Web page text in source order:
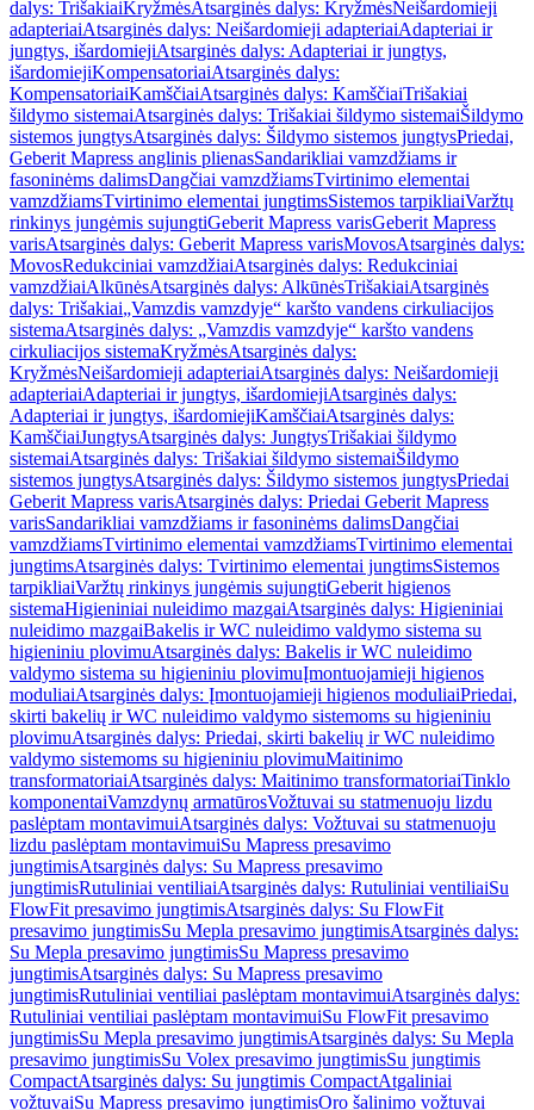
dalys: TrišakiaiKryžmėsAtsarginės dalys: KryžmėsNeišardomieji
adapteriaiAtsarginės dalys: Neišardomieji adapteriaiAdapteriai ir
jungtys, išardomiejiAtsarginės dalys: Adapteriai ir jungtys,
išardomiejiKompensatoriaiAtsarginės dalys:
KompensatoriaiKamščiaiAtsarginės dalys: KamščiaiTrišakiai
šildymo sistemaiAtsarginės dalys: Trišakiai šildymo sistemaiŠildymo
sistemos jungtysAtsarginės dalys: Šildymo sistemos jungtysPriedai,
Geberit Mapress anglinis plienasSandarikliai vamzdžiams ir
fasoninėms dalimsDangčiai vamzdžiamsTvirtinimo elementai
vamzdžiamsTvirtinimo elementai jungtimsSistemos tarpikliaiVaržtų
rinkinys jungėmis sujungtiGeberit Mapress varisGeberit Mapress
varisAtsarginės dalys: Geberit Mapress varisMovosAtsarginės dalys:
MovosRedukciniai vamzdžiaiAtsarginės dalys: Redukciniai
vamzdžiaiAlkūnėsAtsarginės dalys: AlkūnėsTrišakiaiAtsarginės
dalys: Trišakiai„Vamzdis vamzdyje“ karšto vandens cirkuliacijos
sistemaAtsarginės dalys: „Vamzdis vamzdyje“ karšto vandens
cirkuliacijos sistemaKryžmėsAtsarginės dalys:
KryžmėsNeišardomieji adapteriaiAtsarginės dalys: Neišardomieji
adapteriaiAdapteriai ir jungtys, išardomiejiAtsarginės dalys:
Adapteriai ir jungtys, išardomiejiKamščiaiAtsarginės dalys:
KamščiaiJungtysAtsarginės dalys: JungtysTrišakiai šildymo
sistemaiAtsarginės dalys: Trišakiai šildymo sistemaiŠildymo
sistemos jungtysAtsarginės dalys: Šildymo sistemos jungtysPriedai
Geberit Mapress varisAtsarginės dalys: Priedai Geberit Mapress
varisSandarikliai vamzdžiams ir fasoninėms dalimsDangčiai
vamzdžiamsTvirtinimo elementai vamzdžiamsTvirtinimo elementai
jungtimsAtsarginės dalys: Tvirtinimo elementai jungtimsSistemos
tarpikliaiVaržtų rinkinys jungėmis sujungtiGeberit higienos
sistemaHigieniniai nuleidimo mazgaiAtsarginės dalys: Higieniniai
nuleidimo mazgaiBakelis ir WC nuleidimo valdymo sistema su
higieniniu plovimuAtsarginės dalys: Bakelis ir WC nuleidimo
valdymo sistema su higieniniu plovimuĮmontuojamieji higienos
moduliaiAtsarginės dalys: Įmontuojamieji higienos moduliaiPriedai,
skirti bakelių ir WC nuleidimo valdymo sistemoms su higieniniu
plovimuAtsarginės dalys: Priedai, skirti bakelių ir WC nuleidimo
valdymo sistemoms su higieniniu plovimuMaitinimo
transformatoriaiAtsarginės dalys: Maitinimo transformatoriaiTinklo
komponentaiVamzdynų armatūrosVožtuvai su statmenuoju lizdu
paslėptam montavimuiAtsarginės dalys: Vožtuvai su statmenuoju
lizdu paslėptam montavimuiSu Mapress presavimo
jungtimisAtsarginės dalys: Su Mapress presavimo
jungtimisRutuliniai ventiliaiAtsarginės dalys: Rutuliniai ventiliaiSu
FlowFit presavimo jungtimisAtsarginės dalys: Su FlowFit
presavimo jungtimisSu Mepla presavimo jungtimisAtsarginės dalys:
Su Mepla presavimo jungtimisSu Mapress presavimo
jungtimisAtsarginės dalys: Su Mapress presavimo
jungtimisRutuliniai ventiliai paslėptam montavimuiAtsarginės dalys:
Rutuliniai ventiliai paslėptam montavimuiSu FlowFit presavimo
jungtimisSu Mepla presavimo jungtimisAtsarginės dalys: Su Mepla
presavimo jungtimisSu Volex presavimo jungtimisSu jungtimis
CompactAtsarginės dalys: Su jungtimis CompactAtgaliniai
vožtuvaiSu Mapress presavimo jungtimisOro šalinimo vožtuvai